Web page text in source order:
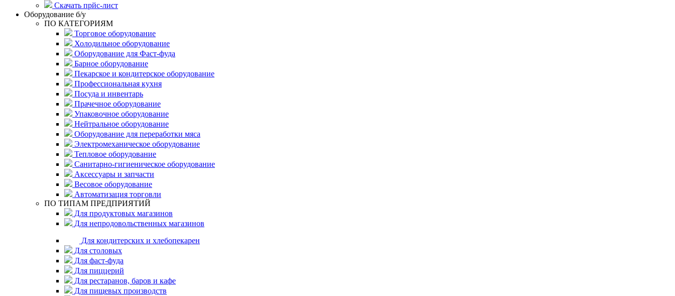
Скачать прйс-лист
Оборудование б/у
ПО КАТЕГОРИЯМ
Торговое оборудование
Холодильное оборудование
Оборудование для Фаст-фуда
Барное оборудование
Пекарское и кондитерское оборудование
Профессиональная кухня
Посуда и инвентарь
Прачечное оборудование
Упаковочное оборудование
Нейтральное оборудование
Оборудование для переработки мяса
Электромеханическое оборудование
Тепловое оборудование
Санитарно-гигиеническое оборудование
Аксессуары и запчасти
Весовое оборудование
Автоматизация торговли
ПО ТИПАМ ПРЕДПРИЯТИЙ
Для продуктовых магазинов
Для непродовольственных магазинов
Для кондитерских и хлебопекарен
Для столовых
Для фаст-фуда
Для пиццерий
Для рестаранов, баров и кафе
Для пищевых производств